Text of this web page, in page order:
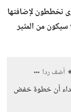
تخططون لإضافتها
سيكون من المثير
أضف ردا
أن خطوة خفض